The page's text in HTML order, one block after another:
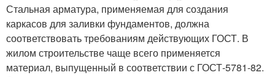
Стальная арматура, применяемая для создания
каркасов для заливки фундаментов, должна
соответствовать требованиям действующих ГОСТ. В
жилом строительстве чаще всего применяется
материал, выпущенный в соответствии с ГОСТ-5781-82.